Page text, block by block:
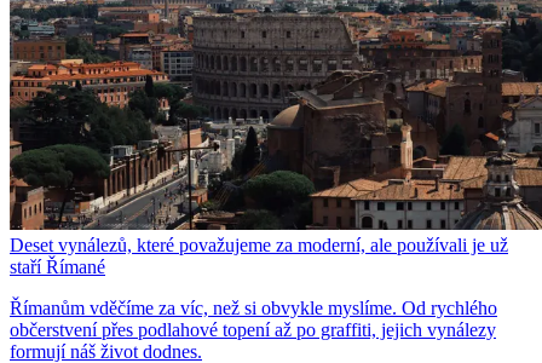
Deset vynálezů, které považujeme za moderní, ale používali je už
staří Římané
Římanům vděčíme za víc, než si obvykle myslíme. Od rychlého
občerstvení přes podlahové topení až po graffiti, jejich vynálezy
formují náš život dodnes.